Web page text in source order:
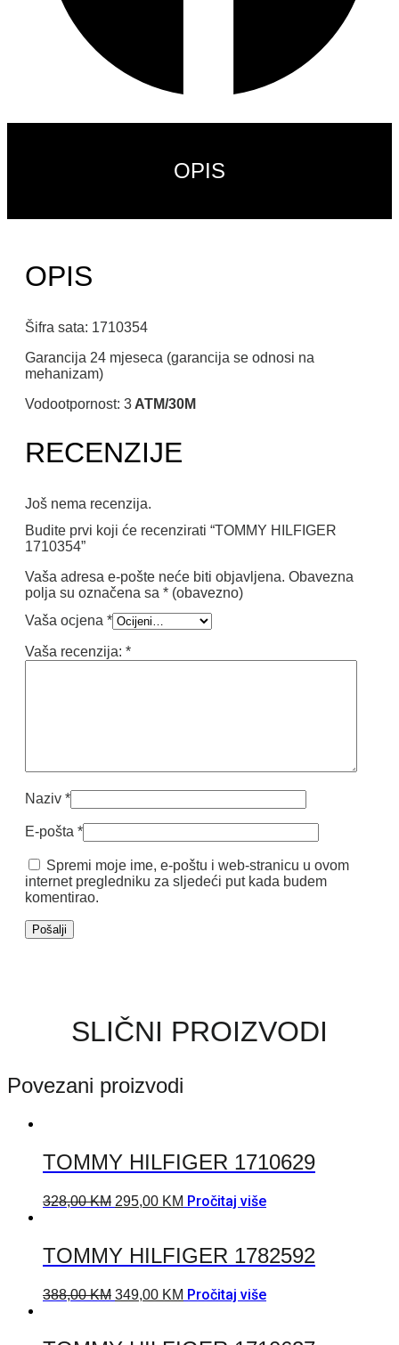
OPIS
OPIS
Šifra sata: 1710354
Garancija 24 mjeseca (garancija se odnosi na
mehanizam)
Vodootpornost: 3 ATM/30M
RECENZIJE
Još nema recenzija.
Budite prvi koji će recenzirati “TOMMY HILFIGER
1710354”
Vaša adresa e-pošte neće biti objavljena. Obavezna
polja su označena sa * (obavezno)
Vaša ocjena *
Vaša recenzija: *
Naziv *
E-pošta *
Spremi moje ime, e-poštu i web-stranicu u ovom
internet pregledniku za sljedeći put kada budem
komentirao.
SLIČNI PROIZVODI
Povezani proizvodi
TOMMY HILFIGER 1710629
328,00KM 295,00 KM Pročitaj više
TOMMY HILFIGER 1782592
388,00KM 349,00 KM Pročitaj više